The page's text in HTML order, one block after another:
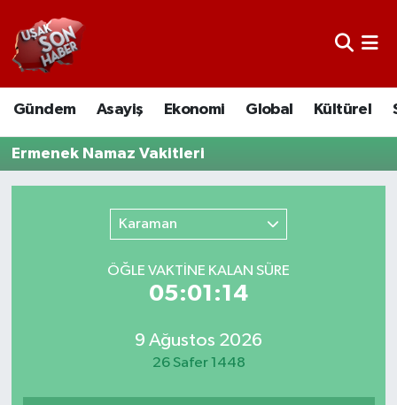
Gündem Asayiş Ekonomi Global Kültürel
Ermenek Namaz Vakitleri
Karaman
ÖĞLE VAKTİNE KALAN SÜRE
05:01:14
9 Ağustos 2026
26 Safer 1448
Uşak Nöbetçi Eczaneler
Uşak Hava Durumu
Uşak Namaz Vakitleri
Tüm Manşetler
Son Dakika Haberleri